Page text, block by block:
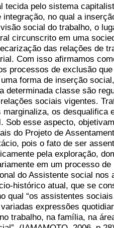
tecida pelo sistema
integração, no qual a
social do trabalho, o
circunscrito em uma
das relações de
Com isso afirmamos
processos de exclusão
forma de inserção
determinada classe são
sociais vigentes.
marginaliza, os desqualifica
Sob esse aspecto,
do Projeto de
pois o fato de ser
pela exploração,
em um processo
do Assistente social nos
histórico atual, que se
qual “os assistentes
expressões
trabalho, na família, na